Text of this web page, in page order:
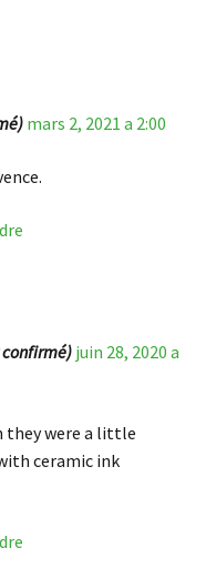
mars 2, 2021 a 2:00
juin 28, 2020 a
they were a little
ceramic ink